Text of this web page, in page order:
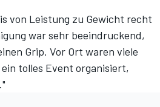
von Leistung zu Gewicht recht
war sehr beeindruckend,
Grip. Vor Ort waren viele
tolles Event organisiert,